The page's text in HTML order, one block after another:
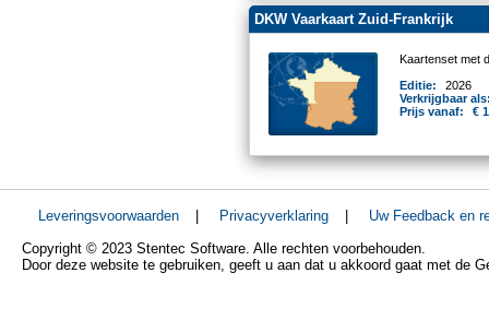
DKW Vaarkaart Zuid-Frankrijk
Kaartenset met
Editie:
2026
Verkrijgbaar
Prijs vanaf:
€
Leveringsvoorwaarden | Privacyverklaring |
Uw Feedback en
Copyright © 2023 Stentec Software. Alle rechten voorbehouden.
Door deze website te gebruiken, geeft u aan dat u akkoord gaat met de